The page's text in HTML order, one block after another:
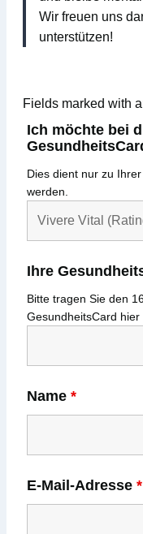
Wir freuen uns
unterstützen!
Fields marked with
Ich möchte bei
Dies dient nur zu
werden.
Ihre
Bitte tragen Sie den
GesundheitsCard hier
Name *
E-Mail-Adresse *